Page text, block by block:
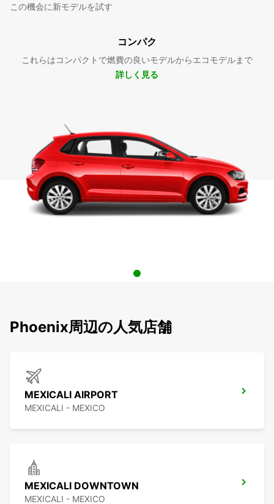
この機会に新モデルを試す
コンパク
これらはコンパクトで燃費の良いモデルからエコモデルまで
詳しく見る
Phoenix周辺の人気店舗
MEXICALI AIRPORT
MEXICALI - MEXICO
MEXICALI DOWNTOWN
MEXICALI - MEXICO